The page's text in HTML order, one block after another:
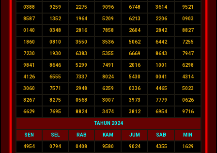
0388 9259 2275 9096 6748 3614 9521
8587 1352 1964 5209 6213 2206 0903
0140 0348 2816 7858 2604 2842 8827
1860 0810 3550 3536 5062 6442 7255
7230 1930 6383 5355 6669 8643 7947
9841 8646 5299 7491 2016 1001 6298
4126 6555 7337 8024 5430 0041 4314
3060 7571 2948 6259 0336 4465 5023
8267 8275 0568 3007 3973 7779 0626
6629 7695 8824 3474 3812 6954 9716
TAHUN 2024
SEN SEL RAB KAM JUM SAB MIN
4954 0794 0408 9580 9024 4355 1629